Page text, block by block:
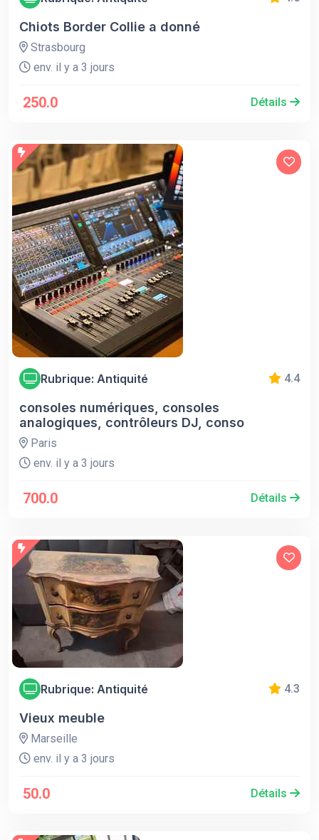
Chiots Border Collie a donné
Strasbourg
env. il y a 3 jours
250.0 Détails
Rubrique: Antiquité 4.4
consoles numériques, consoles
analogiques, contrôleurs DJ, conso
Paris
env. il y a 3 jours
700.0 Détails
Rubrique: Antiquité 4.3
Vieux meuble
Marseille
env. il y a 3 jours
50.0 Détails